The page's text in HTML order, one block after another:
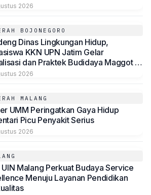
2026
BOJONEGORO
Dinas Lingkungan Hidup,
KKN UPN Jatim Gelar
dan Praktek Budidaya Maggot di
Bojonegoro
2026
MALANG
UMM Peringatkan Gaya Hidup
Picu Penyakit Serius
2026
UIN Malang Perkuat Budaya Service
Menuju Layanan Pendidikan